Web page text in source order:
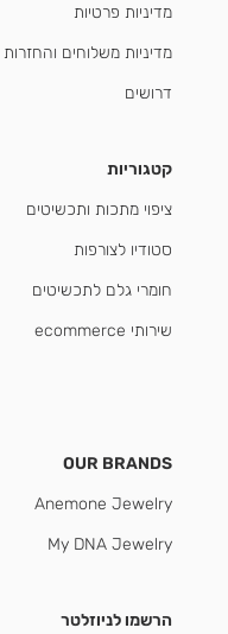
מדיניות פרטיות
מדיניות משלוחים והחזרות
דרושים
קטגוריות
ציפוי מתכות ותכשיטים
סטודיו לצורפות
חומרי גלם לתכשיטים
שירותי ecommerce
OUR BRANDS
Anemone Jewelry
My DNA Jewelry
הרשמו לניוזלטר